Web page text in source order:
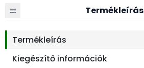
Termékleírás
Termékleírás
Kiegészítő információk